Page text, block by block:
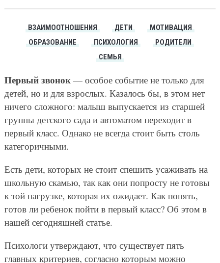
ВЗАИМООТНОШЕНИЯ ДЕТИ
МОТИВАЦИЯ
ОБРАЗОВАНИЕ
ПСИХОЛОГИЯ
РОДИТЕЛИ
СЕМЬЯ
Первый звонок— особое событие не только для
детей, но и для взрослых. Казалось бы, в этом нет
ничего сложного: малыш выпускается из старшей
группы детского сада и автоматом переходит в
первый класс. Однако не всегда стоит быть столь
категоричными.
Есть дети, которых не стоит спешить усаживать на
школьную скамью, так как они попросту не готовы
к той нагрузке, которая их ожидает. Как понять,
готов ли ребенок пойти в первый класс? Об этом в
нашей сегодняшней статье.
Психологи утверждают, что существует пять
главных критериев, согласно которым можно